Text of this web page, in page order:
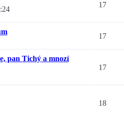
17
17
pan Tichý a mnozí
17
18